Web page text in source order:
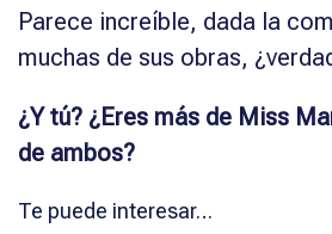
Parece increíble, dada la
muchas de sus obras,
¿Y tú? ¿Eres más de Miss
de ambos?
Te puede interesar…